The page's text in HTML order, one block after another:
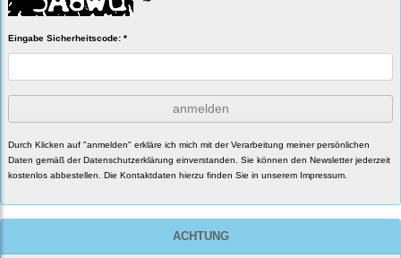
Eingabe Sicherheitscode: *
anmelden
Durch Klicken auf "anmelden" erkläre ich mich mit der Verarbeitung meiner persönlichen
Daten gemäß der Datenschutzerklärung einverstanden. Sie können den Newsletter jederzeit
kostenlos abbestellen. Die Kontaktdaten hierzu finden Sie in unserem Impressum.
ACHTUNG